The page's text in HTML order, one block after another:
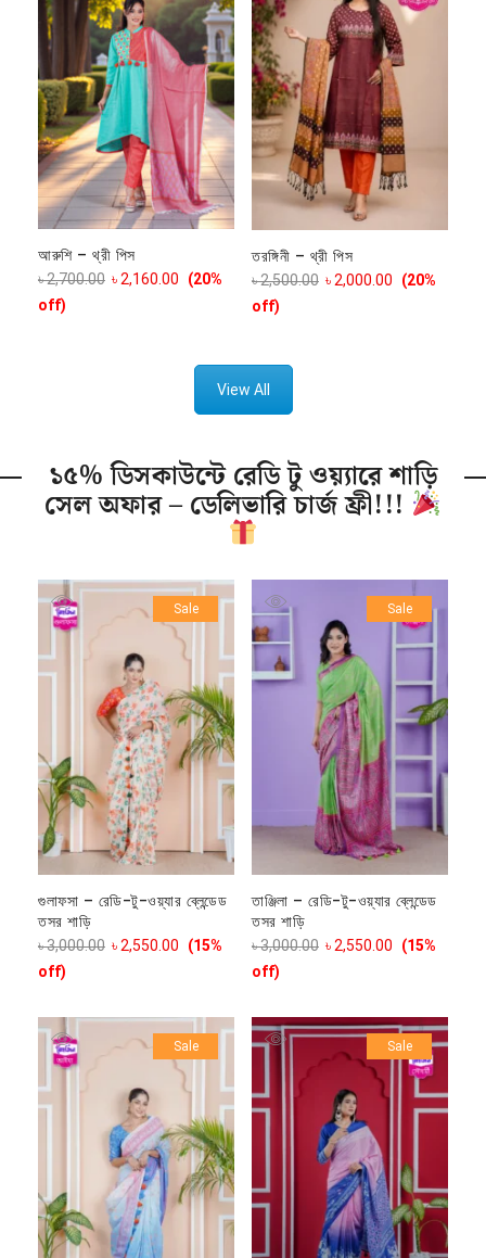
আরুশি – থ্রী পিস
৳2,700.00 ৳ 2,160.00
(20%
off)
তরঙ্গিনী – থ্রী পিস
৳2,500.00 ৳2,000.00
(20%
off)
View All
১৫% ডিসকাউন্টে রেডি টু ওয়্যারে শাড়ি
সেল অফার – ডেলিভারি চার্জ ফ্রী!!!
Sale
গুলাফসা – রেডি-টু-ওয়্যার ব্লেন্ডেড
তসর শাড়ি
৳3,000.00 ৳ 2,550.00
(15%
off)
Sale
তাঞ্জিলা – রেডি-টু-ওয়্যার ব্লেন্ডেড
তসর শাড়ি
৳3,000.00 ৳ 2,550.00
(15%
off)
Sale Sale